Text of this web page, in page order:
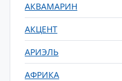
АКВАМАРИН
АКЦЕНТ
АРИЭЛЬ
АФРИКА